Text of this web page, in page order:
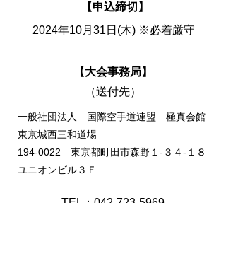
【申込締切】
2024年10月31日(木) ※必着厳守
【大会事務局】
（送付先）
一般社団法人 国際空手道連盟 極真会館
東京城西三和道場
194-0022 東京都町田市森野１-３４-１８
ユニオンビル３Ｆ
TEL：042-723-5969